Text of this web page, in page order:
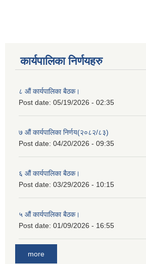
कार्यपालिका निर्णयहरु
८ औं कार्यपालिका बैठक।
Post date: 05/19/2026 - 02:35
७ औं कार्यपालिका निर्णय(२०८२/८३)
Post date: 04/20/2026 - 09:35
६ औं कार्यपालिका बैठक।
Post date: 03/29/2026 - 10:15
५ औं कार्यपालिका बैठक।
Post date: 01/09/2026 - 16:55
more